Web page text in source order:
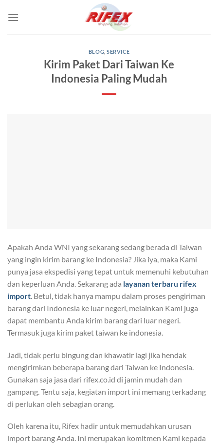
BLOG ,SERVICE
Kirim Paket Dari Taiwan Ke
Indonesia Paling Mudah
Apakah Anda WNI yang sekarang sedang berada di Taiwan
yang ingin kirim barang ke Indonesia? Jika iya, maka Kami
punya jasa ekspedisi yang tepat untuk memenuhi kebutuhan
dan keperluan Anda. Sekarang ada layanan terbaru rifex
import . Betul, tidak hanya mampu dalam proses pengiriman
barang dari Indonesia ke luar negeri, melainkan Kami juga
dapat membantu Anda kirim barang dari luar negeri.
Termasuk juga kirim paket taiwan ke indonesia.
Jadi, tidak perlu bingung dan khawatir lagi jika hendak
mengirimkan beberapa barang dari Taiwan ke Indonesia.
Gunakan saja jasa dari rifex.co.id di jamin mudah dan
gampang. Tentu saja, kegiatan import ini memang terkadang
di perlukan oleh sebagian orang.
Oleh karena itu, Rifex hadir untuk memudahkan urusan
import barang Anda. Ini merupakan komitmen Kami kepada